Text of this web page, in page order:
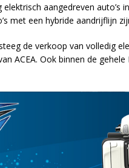
aangedreven auto’s
met een hybride aandrijflijn
de verkoop van volledig
ACEA. Ook binnen de